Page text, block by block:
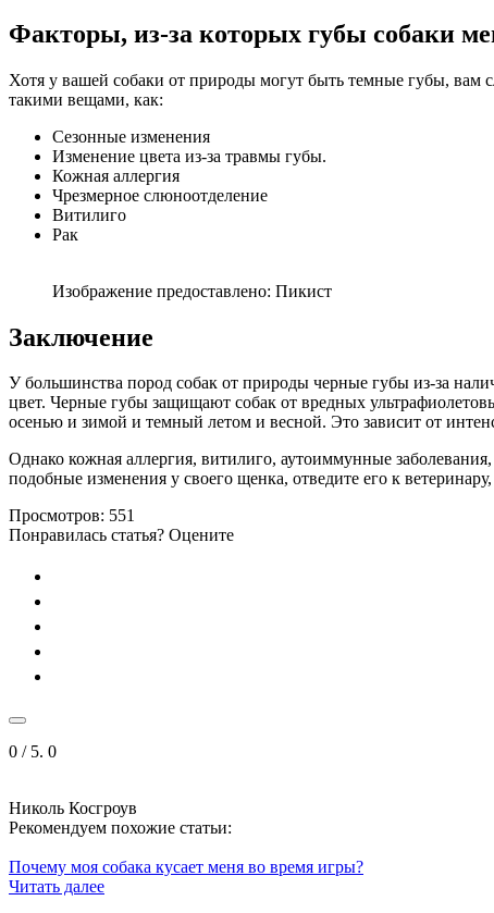
Факторы, из-за которых губы собаки
Хотя у вашей собаки от природы могут быть темные губы, вам
такими вещами, как:
Сезонные изменения
Изменение цвета из-за травмы губы.
Кожная аллергия
Чрезмерное слюноотделение
Витилиго
Рак
Изображение предоставлено: Пикист
Заключение
У большинства пород собак от природы черные губы из-за
цвет. Черные губы защищают собак от вредных
осенью и зимой и темный летом и весной. Это зависит от
Однако кожная аллергия, витилиго, аутоиммунные
подобные изменения у своего щенка, отведите его к
Просмотров: 551
Понравилась статья? Оцените
0 / 5. 0
Николь Косгроув
Рекомендуем похожие статьи:
Почему моя собака кусает меня во время игры?
Читать далее